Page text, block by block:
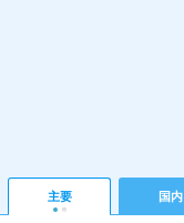
主要 国内